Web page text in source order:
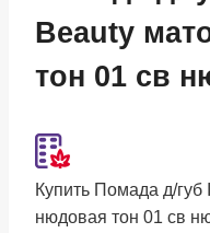
Beauty
тон 01 св
Купить Помада д/
нюдовая тон 01 св